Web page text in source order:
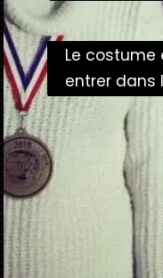
Le
entrer dans
Le
entrer dans